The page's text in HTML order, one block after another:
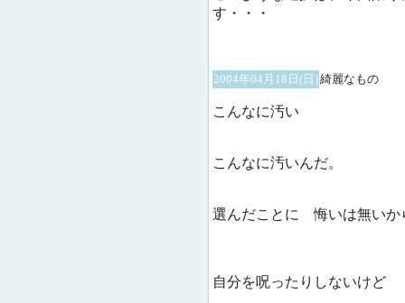
す・・・
2004年04月18日(日)綺麗なもの
こんなに汚い
こんなに汚いんだ。
選んだことに 悔いは無いか
自分を呪ったりしないけど